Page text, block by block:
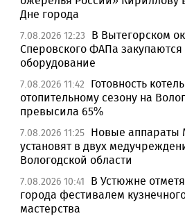
Дне города
7.08.2026 12:23
В Вытегорском
Сперовского ФАПа закупаются
оборудование
7.08.2026 11:42
Готовность
отопительному сезону на
превысила 65%
7.08.2026 11:25 Новые аппараты
установят в двух
Вологодской области
7.08.2026 10:41
В Устюжне
города фестивалем
мастерства